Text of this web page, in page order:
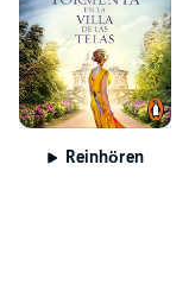
Reinhören